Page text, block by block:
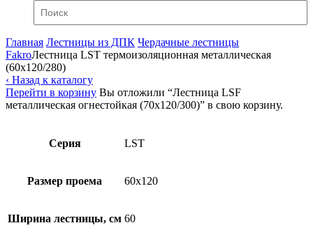
Главная Лестницы из ДПК Чердачные лестницы
FakroЛестница LST термоизоляционная металлическая
(60х120/280)
‹ Назад к каталогу
Перейти в корзину Вы отложили “Лестница LSF
металлическая огнестойкая (70х120/300)” в свою корзину.
Серия LST
Размер проема 60x120
Ширина лестницы, см 60